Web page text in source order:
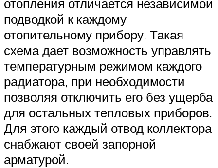
отопления отличается независимой
подводкой к каждому
отопительному прибору. Такая
схема дает возможность управлять
температурным режимом каждого
радиатора, при необходимости
позволяя отключить его без ущерба
для остальных тепловых приборов.
Для этого каждый отвод коллектора
снабжают своей запорной
арматурой.